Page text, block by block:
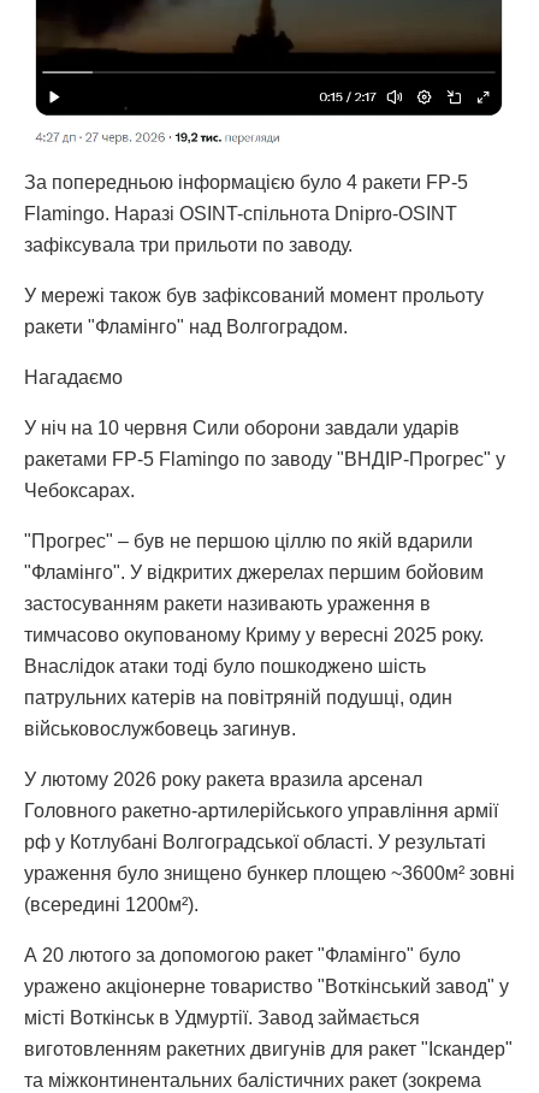
За попередньою інформацією було 4 ракети FP-5
Flamingo. Наразі OSINT-спільнота Dnipro-OSINT
зафіксувала три прильоти по заводу.
У мережі також був зафіксований момент прольоту
ракети "Фламінго" над Волгоградом.
Нагадаємо
У ніч на 10 червня Сили оборони завдали ударів
ракетами FP-5 Flamingo по заводу "ВНДІР-Прогрес" у
Чебоксарах.
"Прогрес" – був не першою ціллю по якій вдарили
"Фламінго". У відкритих джерелах першим бойовим
застосуванням ракети називають ураження в
тимчасово окупованому Криму у вересні 2025 року.
Внаслідок атаки тоді було пошкоджено шість
патрульних катерів на повітряній подушці, один
військовослужбовець загинув.
У лютому 2026 року ракета вразила арсенал
Головного ракетно-артилерійського управління армії
рф у Котлубані Волгоградської області. У результаті
ураження було знищено бункер площею ~3600м² зовні
(всередині 1200м²).
А 20 лютого за допомогою ракет "Фламінго" було
уражено акціонерне товариство "Воткінський завод" у
місті Воткінськ в Удмуртії. Завод займається
виготовленням ракетних двигунів для ракет "Іскандер"
та міжконтинентальних балістичних ракет (зокрема